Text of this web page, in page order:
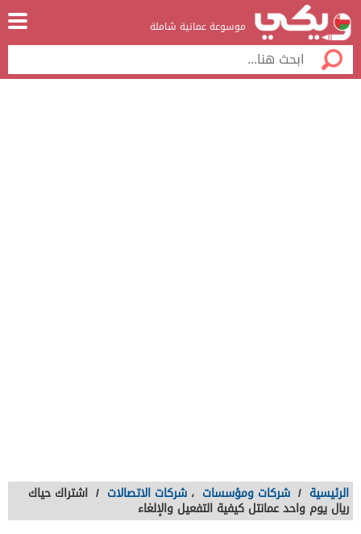
موسوعة عمانية شاملة
الرئيسية / شركات ومؤسسات ، شركات الاتصالات / اشتراك حياك
ريال يوم واحد عمانتل كيفية التفعيل والإلغاء